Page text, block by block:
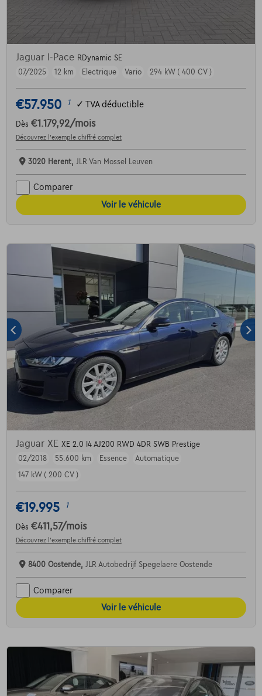
Jaguar I-Pace RDynamic SE
07/2025
12 km Electrique Vario 294 kW ( 400 CV )
€57.950 1 ✓ TVA déductible
Dès €1.179,92/mois
Découvrez l’exemple chiffré complet
3020 Herent, JLR Van Mossel Leuven
Comparer
Voir le véhicule
Jaguar XE XE 2.0 I4 AJ200 RWD 4DR SWB Prestige
02/2018
55.600 km Essence
Automatique
147 kW ( 200 CV )
€19.995 1
Dès €411,57/mois
Découvrez l’exemple chiffré complet
8400 Oostende, JLR Autobedrijf Spegelaere Oostende
Comparer
Voir le véhicule